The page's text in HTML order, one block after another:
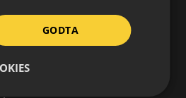
08.00–16.00
GODTA